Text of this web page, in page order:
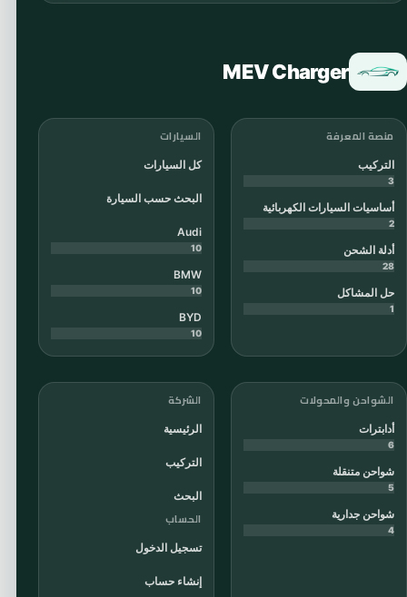
MEV Charger
منصة المعرفة
التركيب
3
أساسيات السيارات الكهربائية
2
أدلة الشحن
28
حل المشاكل
1
السيارات
كل السيارات
البحث حسب السيارة
Audi
10
BMW
10
BYD
10
الشواحن والمحولات
أدابترات
6
شواحن متنقلة
5
شواحن جدارية
4
الشركة
الرئيسية
التركيب
البحث
الحساب
تسجيل الدخول
إنشاء حساب